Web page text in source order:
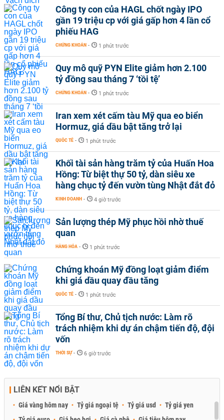
Công ty con của HAGL chốt ngày IPO
gần 19 triệu cp với giá gấp hơn 4 lần cổ
phiếu HAG
CHỨNG KHOÁN - 1 phút trước
Quy mô quỹ PYN Elite giảm hơn 2.100
tỷ đồng sau tháng 7 ‘tồi tệ’
CHỨNG KHOÁN - 1 phút trước
Iran xem xét cấm tàu Mỹ qua eo biển
Hormuz, giá dầu bật tăng trở lại
QUỐC TẾ - 1 phút trước
Khối tài sản hàng trăm tỷ của Huấn Hoa
Hồng: Từ biệt thự 50 tỷ, dàn siêu xe
hàng chục tỷ đến vườn tùng Nhật đắt đỏ
KINH DOANH - 4 giờ trước
Sản lượng thép Mỹ phục hồi nhờ thuế
quan
HÀNG HÓA - 1 phút trước
Chứng khoán Mỹ đồng loạt giảm điểm
khi giá dầu quay đầu tăng
QUỐC TẾ - 1 phút trước
Tổng Bí thư, Chủ tịch nước: Làm rõ
trách nhiệm khi dự án chậm tiến độ, đội
vốn
THỜI SỰ - 6 giờ trước
LIÊN KẾT NỔI BẬT
Giá vàng hôm nay Tỷ giá ngoại tệ Tỷ giá usd
Tỷ giá yen